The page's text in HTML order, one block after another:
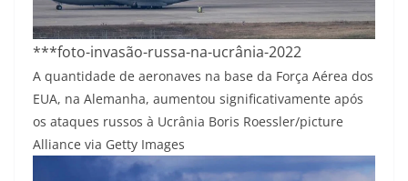
***foto-invasão-russa-na-ucrânia-2022
A quantidade de aeronaves na base da Força Aérea dos
EUA, na Alemanha, aumentou significativamente após
os ataques russos à Ucrânia Boris Roessler/picture
Alliance via Getty Images